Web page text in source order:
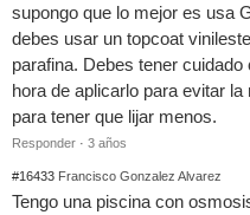
supongo que lo mejor es usa
debes usar un topcoat
parafina. Debes tener
hora de aplicarlo para evitar
para tener que lijar menos.
Responder · 3 años
#16433 Francisco Gonzalez Alvarez
Tengo una piscina con